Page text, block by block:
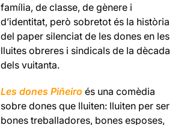
família, de classe, de gènere i
d’identitat, però sobretot és la història
del paper silenciat de les dones en les
lluites obreres i sindicals de la dècada
dels vuitanta.
Les dones Piñeiro és una comèdia
sobre dones que lluiten: lluiten per ser
bones treballadores, bones esposes,